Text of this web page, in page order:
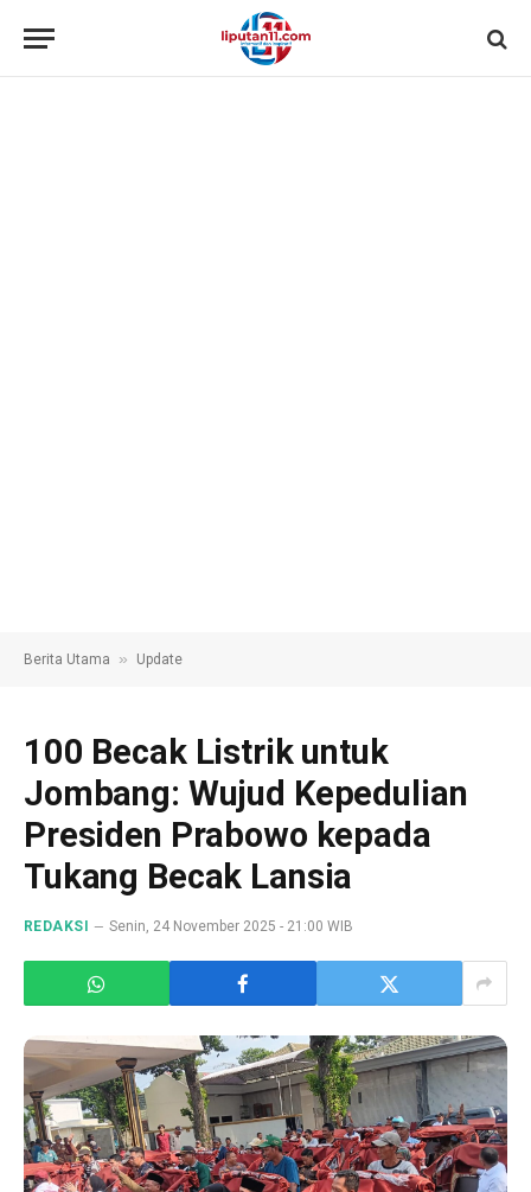
Berita Utama » Update
100 Becak Listrik untuk
Jombang: Wujud Kepedulian
Presiden Prabowo kepada
Tukang Becak Lansia
REDAKSI Senin, 24 November 2025 - 21:00 WIB